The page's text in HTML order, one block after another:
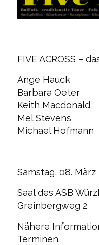
FIVE ACROSS –
Ange Hauck
Barbara Oeter
Keith Macdonald
Mel Stevens
Michael Hofmann
Samstag, 08. März
Saal des ASB
Greinbergweg 2
Nähere
Terminen.